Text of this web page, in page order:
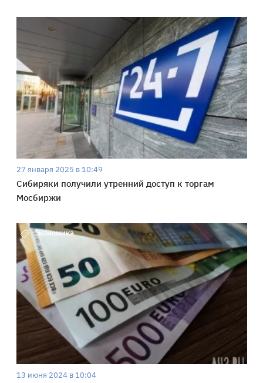
27 января 2025 в 10:49
Сибиряки получили утренний доступ к торгам
Мосбиржи
Экономика
13 июня 2024 в 10:04